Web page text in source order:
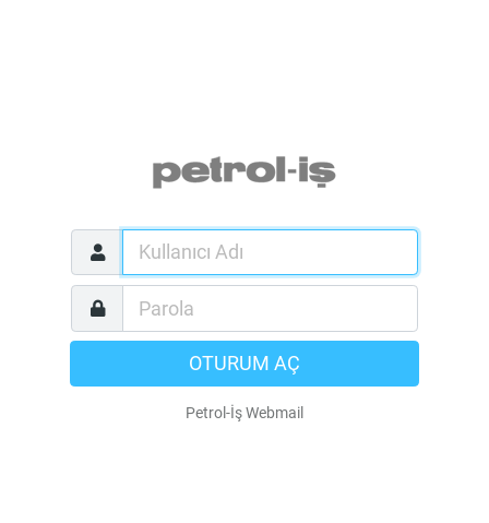
OTURUM AÇ
Petrol-İş Webmail